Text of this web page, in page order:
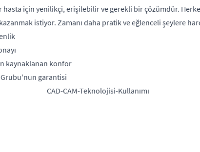
için yenilikçi, erişilebilir ve gerekli bir çözümdür.
istiyor. Zamanı daha pratik ve eğlenceli şeylere
kaynaklanan konfor
Grubu'nun garantisi